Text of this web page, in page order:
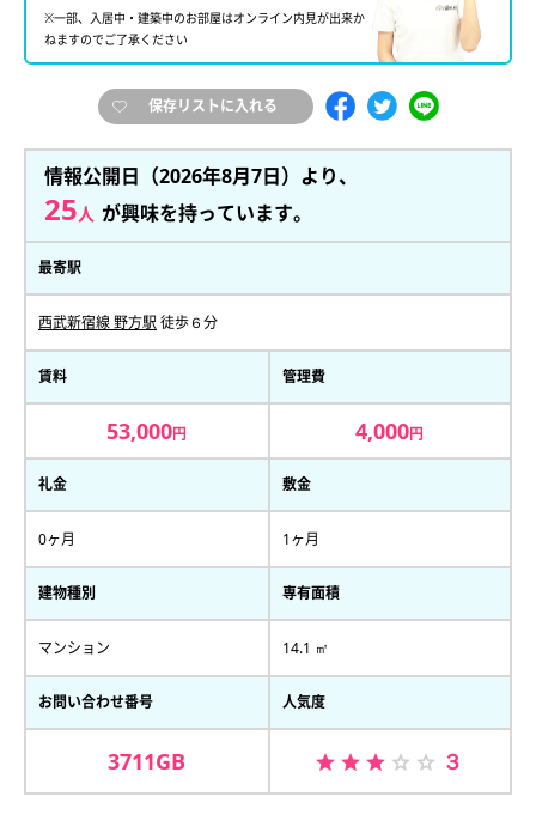
※一部、入居中・建築中のお部屋はオンライン内見が出来か
ねますのでご了承ください
保存リストに入れる
情報公開日（2026年8月7日）より、
25人 が興味を持っています。
最寄駅
西武新宿線 野方駅 徒歩６分
賃料
53,000円
管理費
4,000円
礼金
0ヶ月
敷金
1ヶ月
建物種別
マンション
専有面積
14.1 ㎡
お問い合わせ番号
3711GB
人気度
３